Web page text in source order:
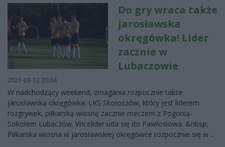
Do gry wraca także
jarosławska
okręgówka! Lider
zacznie w
Lubaczowie
2021-03-12 20:04
W nadchodzący weekend, zmagania rozpocznie także
jarosławska okręgówka. LKS Skołoszów, który jest liderem
rozgrywek, piłkarską wiosnę zacznie meczem z Pogonią-
Sokołem Lubaczów. Wicelider uda się do Pawłosiowa. &nbsp;
Piłkarska wiosna w jarosławskiej okręgówce rozpocznie się w ...